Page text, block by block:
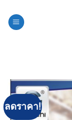
ลดราคา!